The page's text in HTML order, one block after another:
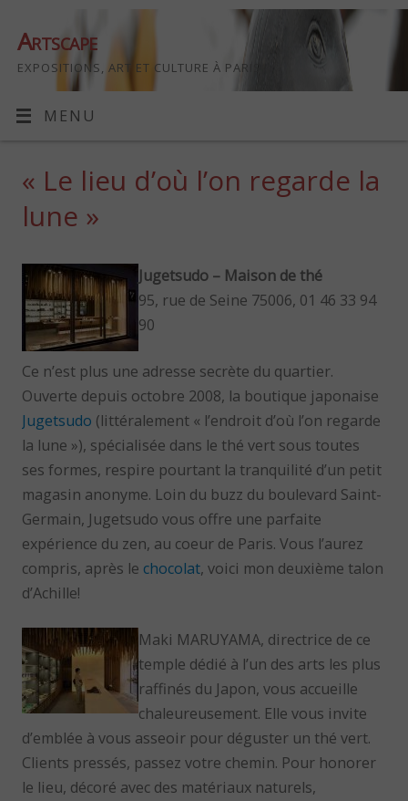
Artscape
EXPOSITIONS, ART ET CULTURE À PARIS
MENU
« Le lieu d’où l’on regarde la
lune »
Jugetsudo – Maison de thé
95, rue de Seine 75006, 01 46 33 94
90
Ce n’est plus une adresse secrète du quartier.
Ouverte depuis octobre 2008, la boutique japonaise
Jugetsudo (littéralement « l’endroit d’où l’on regarde
la lune »), spécialisée dans le thé vert sous toutes
ses formes, respire pourtant la tranquilité d’un petit
magasin anonyme. Loin du buzz du boulevard Saint-
Germain, Jugetsudo vous offre une parfaite
expérience du zen, au coeur de Paris. Vous l’aurez
compris, après le chocolat, voici mon deuxième talon
d’Achille!
Maki MARUYAMA, directrice de ce
temple dédié à l’un des arts les plus
raffinés du Japon, vous accueille
chaleureusement. Elle vous invite
d’emblée à vous asseoir pour déguster un thé vert.
Clients pressés, passez votre chemin. Pour honorer
le lieu, décoré avec des matériaux naturels,